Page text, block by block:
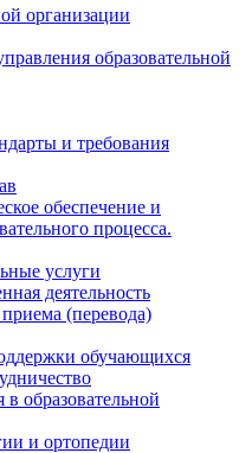
организации
образовательной
и требования
обеспечение и
процесса.
услуги
деятельность
(перевода)
обучающихся
образовательной
и ортопедии